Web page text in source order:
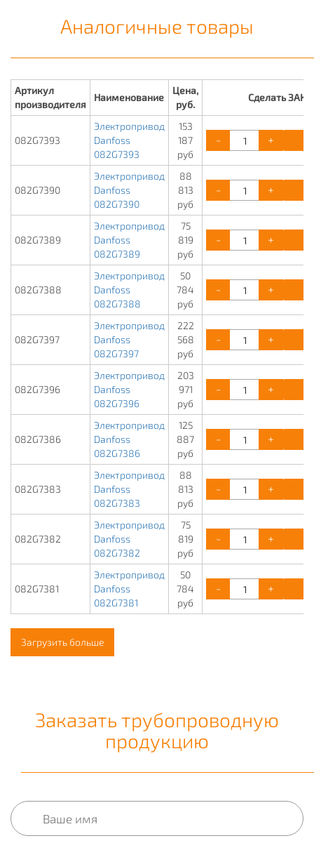
Аналогичные товары
Артикул
производителя
Наименование
Цена,
руб.
Сделать
082G7393
Электропривод
Danfoss
082G7393
153
187
руб
- +
082G7390
Электропривод
Danfoss
082G7390
88
813
руб
- +
082G7389
Электропривод
Danfoss
082G7389
75
819
руб
- +
082G7388
Электропривод
Danfoss
082G7388
50
784
руб
- +
082G7397
Электропривод
Danfoss
082G7397
222
568
руб
- +
082G7396
Электропривод
Danfoss
082G7396
203
971
руб
- +
082G7386
Электропривод
Danfoss
082G7386
125
887
руб
- +
082G7383
Электропривод
Danfoss
082G7383
88
813
руб
- +
082G7382
Электропривод
Danfoss
082G7382
75
819
руб
- +
082G7381
Электропривод
Danfoss
082G7381
50
784
руб
- +
Загрузить больше
Заказать трубопроводную
продукцию